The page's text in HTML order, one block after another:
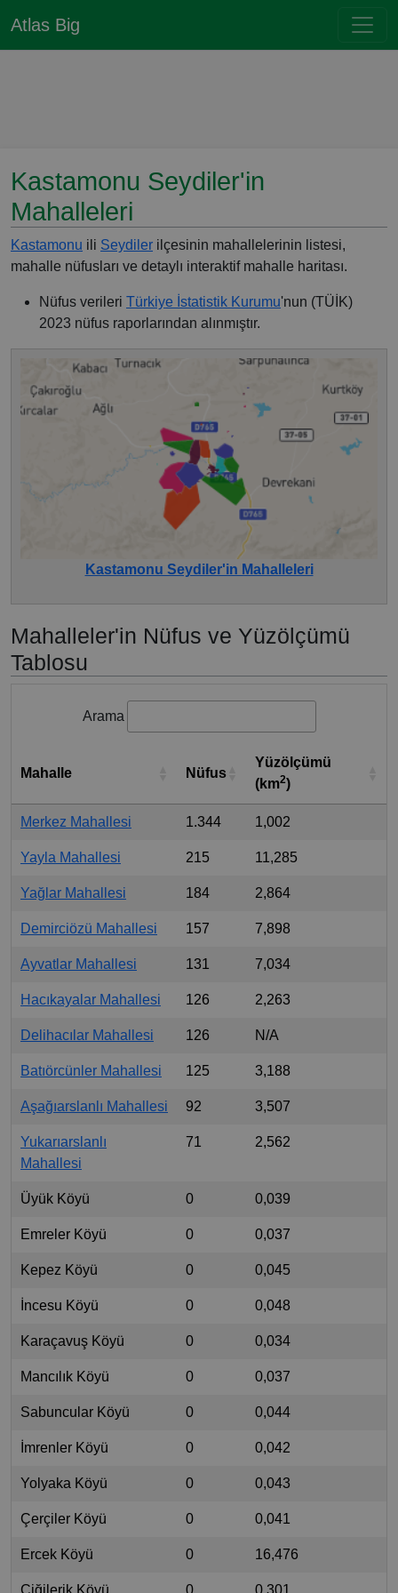
Atlas Big
Kastamonu Seydiler'in
Mahalleleri
Kastamonu ili Seydiler ilçesinin mahallelerinin listesi,
mahalle nüfusları ve detaylı interaktif mahalle haritası.
Nüfus verileri Türkiye İstatistik Kurumu'nun (TÜİK)
2023 nüfus raporlarından alınmıştır.
Kastamonu Seydiler'in Mahalleleri
Mahalleler'in Nüfus ve Yüzölçümü
Tablosu
Arama
Mahalle Nüfus
Yüzölçümü
(km2)
Merkez Mahallesi 1.344 1,002
Yayla Mahallesi 215 11,285
Yağlar Mahallesi 184 2,864
Demirciözü Mahallesi 157 7,898
Ayvatlar Mahallesi 131 7,034
Hacıkayalar Mahallesi 126 2,263
Delihacılar Mahallesi 126 N/A
Batıörcünler Mahallesi 125 3,188
Aşağıarslanlı Mahallesi 92 3,507
Yukarıarslanlı
Mahallesi
71 2,562
Üyük Köyü 0 0,039
Emreler Köyü 0 0,037
Kepez Köyü 0 0,045
İncesu Köyü 0 0,048
Karaçavuş Köyü 0 0,034
Mancılık Köyü 0 0,037
Sabuncular Köyü 0 0,044
İmrenler Köyü 0 0,042
Yolyaka Köyü 0 0,043
Çerçiler Köyü 0 0,041
Ercek Köyü 0 16,476